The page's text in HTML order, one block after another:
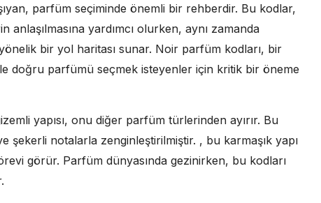
parfüm seçiminde önemli bir rehberdir. Bu kodlar,
yardımcı olurken, aynı zamanda
bir yol haritası sunar. Noir parfüm kodları, bir
doğru parfümü seçmek isteyenler için kritik bir öneme
yapısı, onu diğer parfüm türlerinden ayırır. Bu
şekerli notalarla zenginleştirilmiştir. , bu karmaşık yapı
görür. Parfüm dünyasında gezinirken, bu kodları